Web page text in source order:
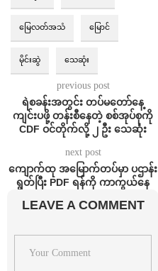
မြေလတ်အသံ မြောင်
မိုင်းဆွဲ သေဆုံး
previous post
ရဲစခန်းအတွင်း တပ်မတော်နေ့
ကျင်းပဖို့ တန်းစီနေတဲ့ စစ်အုပ်စုကို
CDF ဝင်တိုက်လို့ ၂ ဦး သေဆုံး
next post
ကျောက်ထု အမြောက်တပ်မှာ ပဌာန်း
ရွတ်ပြီး PDF ရန်ကို ကာကွယ်နေ
LEAVE A COMMENT